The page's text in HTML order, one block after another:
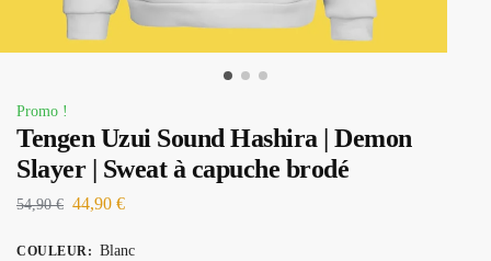
Promo !
Tengen Uzui Sound Hashira | Demon
Slayer | Sweat à capuche brodé
54,90€ 44,90 €
COULEUR : Blanc